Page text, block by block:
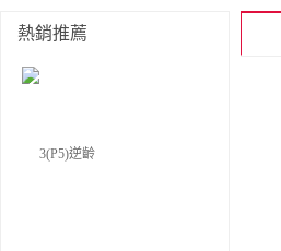
熱銷推薦